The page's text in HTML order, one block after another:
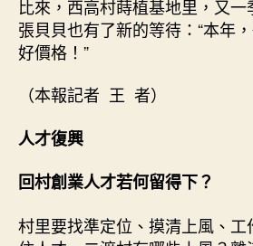
比來，西高村蒔植基地里，又一
張貝貝也有了新的等待：“本年
好價格！”
（本報記者 王 者）
人才復興
回村創業人才若何留得下？
村里要找準定位、摸清上風、